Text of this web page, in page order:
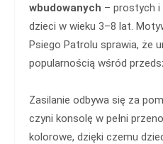
wbudowanych – prostych i
dzieci w wieku 3–8 lat.
Psiego Patrolu sprawia, że
popularnością wśród
Zasilanie odbywa się za
czyni konsolę w pełni
kolorowe, dzięki czemu